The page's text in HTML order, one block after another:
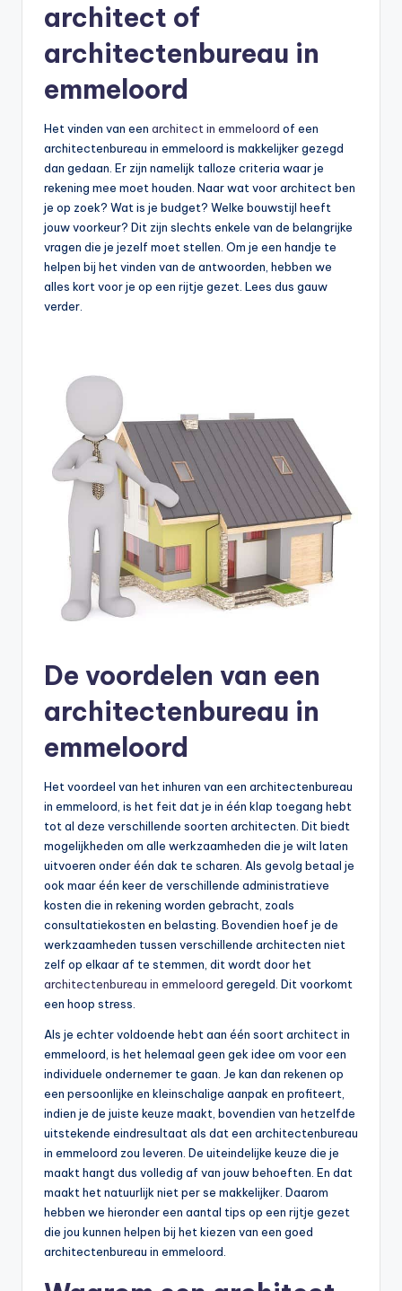
architect of
architectenbureau in
emmeloord
Het vinden van een architect in emmeloord of een
architectenbureau in emmeloord is makkelijker gezegd
dan gedaan. Er zijn namelijk talloze criteria waar je
rekening mee moet houden. Naar wat voor architect ben
je op zoek? Wat is je budget? Welke bouwstijl heeft
jouw voorkeur? Dit zijn slechts enkele van de belangrijke
vragen die je jezelf moet stellen. Om je een handje te
helpen bij het vinden van de antwoorden, hebben we
alles kort voor je op een rijtje gezet. Lees dus gauw
verder.
De voordelen van een
architectenbureau in
emmeloord
Het voordeel van het inhuren van een architectenbureau
in emmeloord, is het feit dat je in één klap toegang hebt
tot al deze verschillende soorten architecten. Dit biedt
mogelijkheden om alle werkzaamheden die je wilt laten
uitvoeren onder één dak te scharen. Als gevolg betaal je
ook maar één keer de verschillende administratieve
kosten die in rekening worden gebracht, zoals
consultatiekosten en belasting. Bovendien hoef je de
werkzaamheden tussen verschillende architecten niet
zelf op elkaar af te stemmen, dit wordt door het
architectenbureau in emmeloord geregeld. Dit voorkomt
een hoop stress.
Als je echter voldoende hebt aan één soort architect in
emmeloord, is het helemaal geen gek idee om voor een
individuele ondernemer te gaan. Je kan dan rekenen op
een persoonlijke en kleinschalige aanpak en profiteert,
indien je de juiste keuze maakt, bovendien van hetzelfde
uitstekende eindresultaat als dat een architectenbureau
in emmeloord zou leveren. De uiteindelijke keuze die je
maakt hangt dus volledig af van jouw behoeften. En dat
maakt het natuurlijk niet per se makkelijker. Daarom
hebben we hieronder een aantal tips op een rijtje gezet
die jou kunnen helpen bij het kiezen van een goed
architectenbureau in emmeloord.